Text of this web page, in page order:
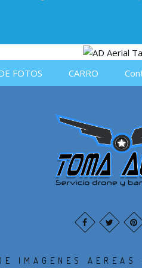
FOTOS CARRO
IMAGENES